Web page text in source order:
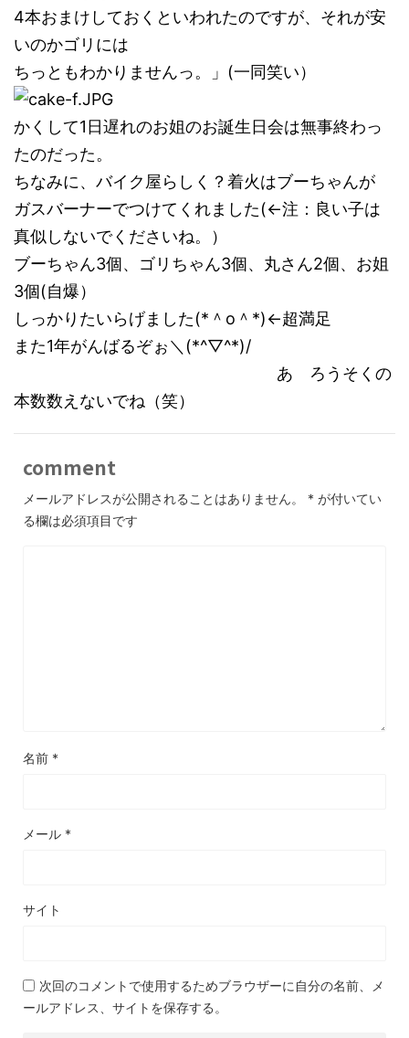
4本おまけしておくといわれたのですが、それが安
いのかゴリには
ちっともわかりませんっ。」(一同笑い）
かくして1日遅れのお姐のお誕生日会は無事終わっ
たのだった。
ちなみに、バイク屋らしく？着火はブーちゃんが
ガスバーナーでつけてくれました(←注：良い子は
真似しないでくださいね。）
ブーちゃん3個、ゴリちゃん3個、丸さん2個、お姐
3個(自爆）
しっかりたいらげました(*＾o＾*)←超満足
また1年がんばるぞぉ＼(*^▽^*)/
あ ろうそくの
本数数えないでね（笑）
comment
メールアドレスが公開されることはありません。 * が付いてい
る欄は必須項目です
名前 *
メール *
サイト
次回のコメントで使用するためブラウザーに自分の名前、メ
ールアドレス、サイトを保存する。